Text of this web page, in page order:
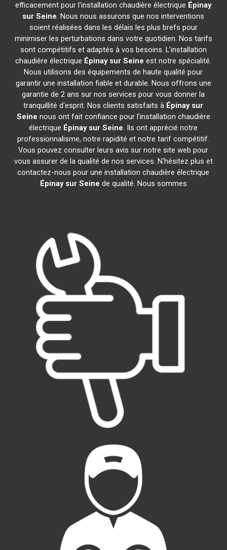
efficacement pour l'installation chaudière électrique Épinay
sur Seine. Nous nous assurons que nos interventions
soient réalisées dans les délais les plus brefs pour
minimiser les perturbations dans votre quotidien. Nos tarifs
sont compétitifs et adaptés à vos besoins. L'installation
chaudière électrique Épinay sur Seine est notre spécialité.
Nous utilisons des équipements de haute qualité pour
garantir une installation fiable et durable. Nous offrons une
garantie de 2 ans sur nos services pour vous donner la
tranquillité d'esprit. Nos clients satisfaits à Épinay sur
Seine nous ont fait confiance pour l'installation chaudière
électrique Épinay sur Seine. Ils ont apprécié notre
professionnalisme, notre rapidité et notre tarif compétitif.
Vous pouvez consulter leurs avis sur notre site web pour
vous assurer de la qualité de nos services. N'hésitez plus et
contactez-nous pour une installation chaudière électrique
Épinay sur Seine de qualité. Nous sommes